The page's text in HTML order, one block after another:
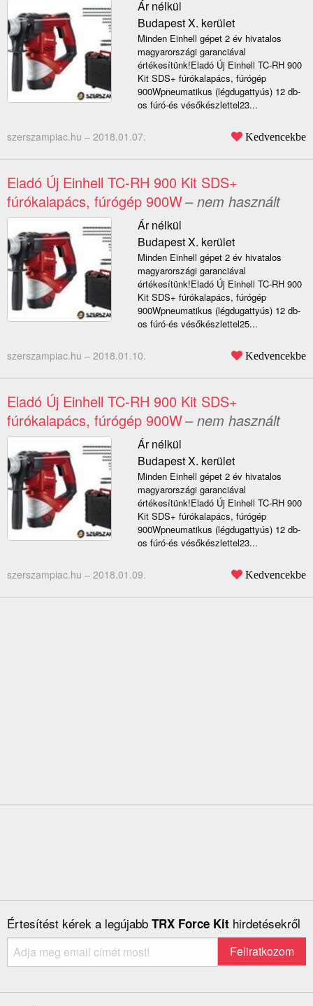
Ár nélkül
Budapest X. kerület
Minden Einhell gépet 2 év hivatalos
magyarországi garanciával
értékesítünk!Eladó Új Einhell TC-RH 900
Kit SDS+ fúrókalapács, fúrógép
900Wpneumatikus (légdugattyús) 12 db-
os fúró-és vésőkészlettel23...
szerszampiac.hu – 2018.01.07. Kedvencekbe
Eladó Új Einhell TC-RH 900 Kit SDS+
fúrókalapács, fúrógép 900W– nem használt
Ár nélkül
Budapest X. kerület
Minden Einhell gépet 2 év hivatalos
magyarországi garanciával
értékesítünk!Eladó Új Einhell TC-RH 900
Kit SDS+ fúrókalapács, fúrógép
900Wpneumatikus (légdugattyús) 12 db-
os fúró-és vésőkészlettel25...
szerszampiac.hu – 2018.01.10. Kedvencekbe
Eladó Új Einhell TC-RH 900 Kit SDS+
fúrókalapács, fúrógép 900W– nem használt
Ár nélkül
Budapest X. kerület
Minden Einhell gépet 2 év hivatalos
magyarországi garanciával
értékesítünk!Eladó Új Einhell TC-RH 900
Kit SDS+ fúrókalapács, fúrógép
900Wpneumatikus (légdugattyús) 12 db-
os fúró-és vésőkészlettel23...
szerszampiac.hu – 2018.01.09. Kedvencekbe
Értesítést kérek a legújabb TRX Force Kit hirdetésekről